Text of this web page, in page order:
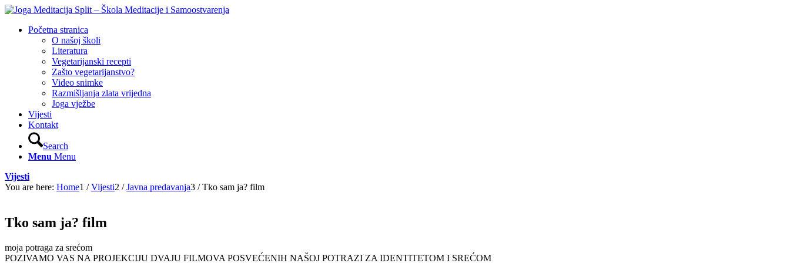
Početna stranica
O našoj školi
Literatura
Vegetarijanski recepti
Zašto vegetarijanstvo?
Video snimke
Razmišljanja zlata vrijedna
Joga vježbe
Vijesti
Kontakt
Search
Menu Menu
Vijesti
You are here: Home1 / Vijesti2 / Javna predavanja3 / Tko sam ja? film
Tko sam ja? film
moja potraga za srećom
POZIVAMO VAS NA PROJEKCIJU DVAJU FILMOVA POSVEĆENIH NAŠOJ POTRAZI ZA IDENTITETOM I SREĆOM